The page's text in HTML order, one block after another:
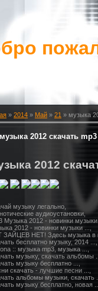
» 2014 » Май » 21 » музыка
музыка 2012 скачать mp3
2012
музыку легально,
аудиоустановки,
Музыка 2012 - новинки музыки
2012 - новинки музыки ...,
ЗАЙЦЕВ НЕТ! Здесь музыка в
бесплатно музыку, 2014 ...,
:: музыка mp3, музыка ...,
музыку, скачать альбомы
музыку бесплатно ...,
скачать - лучшие песни ...,
альбомы музыки, скачать
музыку бесплатно, новая ...,